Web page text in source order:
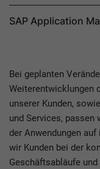
SAP Application
Bei geplanten
Weiterentwicklungen
unserer Kunden,
und Services, passen
der Anwendungen
wir Kunden bei der
Geschäftsabläufe